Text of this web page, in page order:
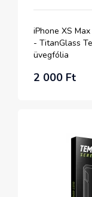
iPhone XS
- TitanGlass
üvegfólia
2 000 Ft